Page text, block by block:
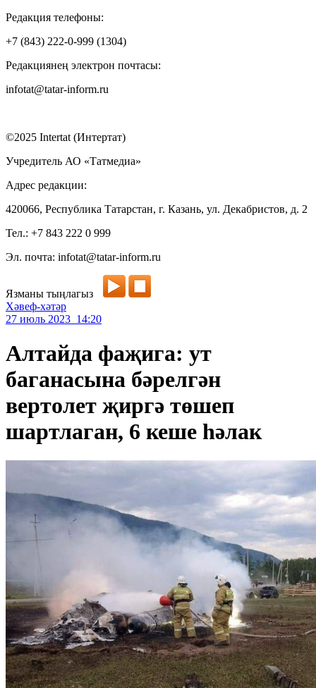
Редакция телефоны:
+7 (843) 222-0-999 (1304)
Редакциянең электрон почтасы:
infotat@tatar-inform.ru
©2025 Intertat (Интертат)
Учредитель АО «Татмедиа»
Адрес редакции:
420066, Республика Татарстан, г. Казань, ул. Декабристов, д. 2
Тел.: +7 843 222 0 999
Эл. почта: infotat@tatar-inform.ru
Язманы тыңлагыз
Хәвеф-хәтәр
27 июль 2023 14:20
Алтайда фаҗига: ут
баганасына бәрелгән
вертолет җиргә төшеп
шартлаган, 6 кеше һәлак